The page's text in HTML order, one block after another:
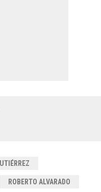
ROBERTO ALVARADO